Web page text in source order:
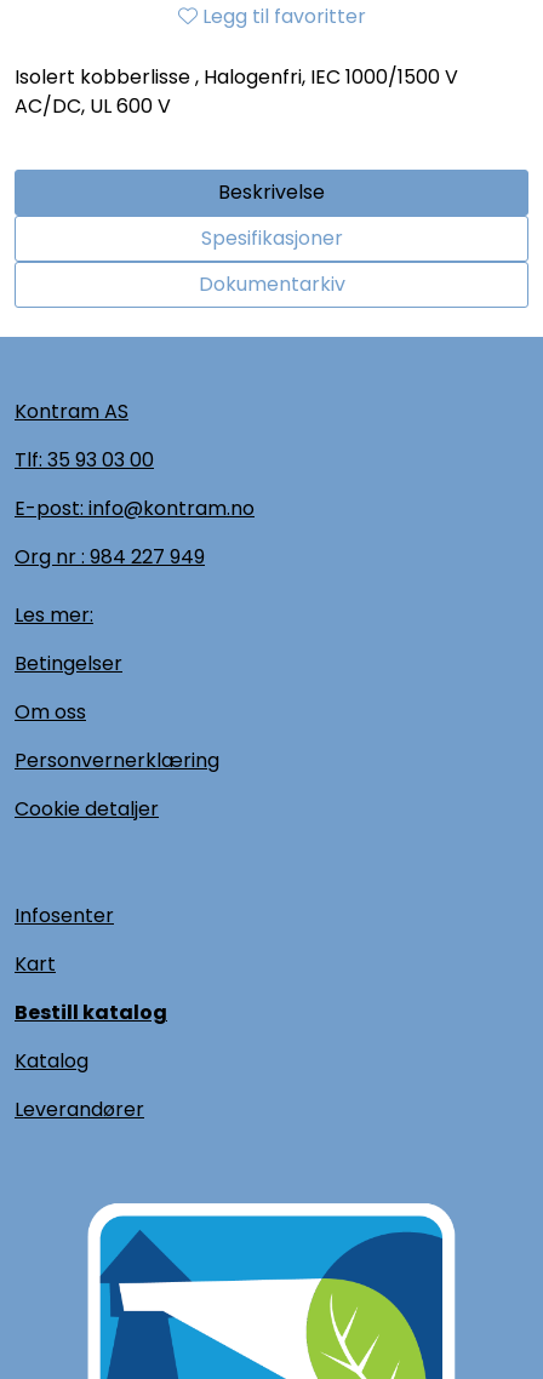
Legg til favoritter
Isolert kobberlisse , Halogenfri, IEC 1000/1500 V
AC/DC, UL 600 V
Beskrivelse
Spesifikasjoner
Dokumentarkiv
Kontram AS
Tlf: 35 93 03 00
E-post: info@kontram.no
Org nr : 984 227 949
Les mer:
Betingelser
Om oss
Personvernerklæring
Cookie detaljer
Infosenter
Kart
Bestill katalog
Katalog
Leverandører